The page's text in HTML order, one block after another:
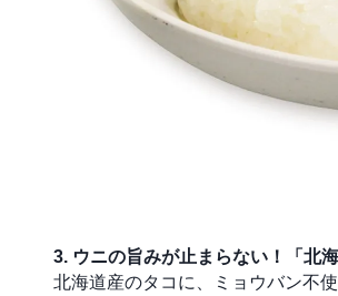
3. ウニの旨みが止まらない！「北海
北海道産のタコに、ミョウバン不